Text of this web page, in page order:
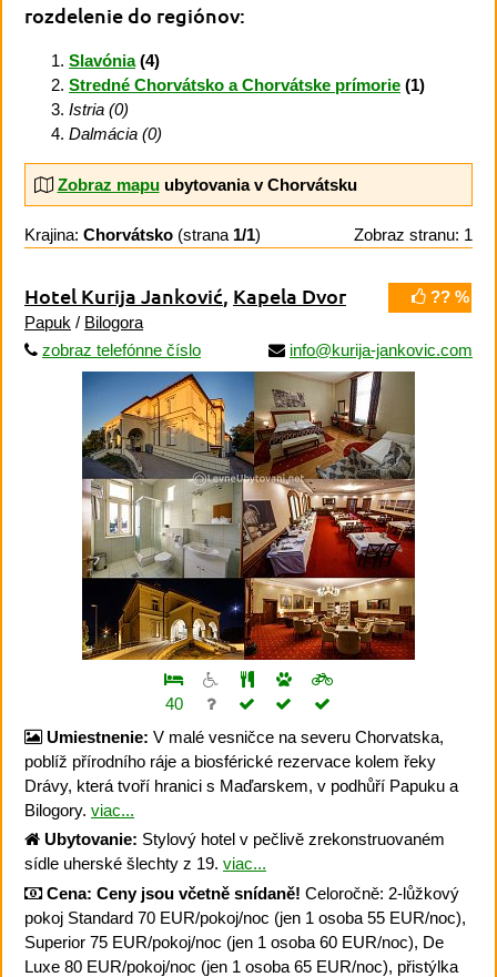
rozdelenie do regiónov:
Slavónia(4)
Stredné Chorvátsko a Chorvátske prímorie (1)
Istria (0)
Dalmácia (0)
Zobraz mapuubytovania v Chorvátsku
Krajina: Chorvátsko (strana 1/1) Zobraz stranu: 1
?? %
Hotel Kurija Janković, Kapela Dvor
Papuk / Bilogora
zobraz telefónne číslo
info@kurija-jankovic.com
40
Umiestnenie: V malé vesničce na severu Chorvatska,
poblíž přírodního ráje a biosférické rezervace kolem řeky
Drávy, která tvoří hranici s Maďarskem, v podhůří Papuku a
Bilogory. viac...
Ubytovanie: Stylový hotel v pečlivě zrekonstruovaném
sídle uherské šlechty z 19. viac...
Cena: Ceny jsou včetně snídaně! Celoročně: 2-lůžkový
pokoj Standard 70 EUR/pokoj/noc (jen 1 osoba 55 EUR/noc),
Superior 75 EUR/pokoj/noc (jen 1 osoba 60 EUR/noc), De
Luxe 80 EUR/pokoj/noc (jen 1 osoba 65 EUR/noc), přistýlka